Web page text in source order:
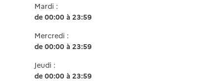
Mardi :
de 00:00 à 23:59
Mercredi :
de 00:00 à 23:59
Jeudi :
de 00:00 à 23:59